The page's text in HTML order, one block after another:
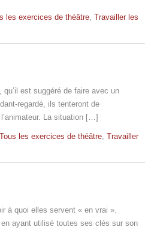
les exercices de théâtre, Travailler les
est suggéré de faire avec un
regardé, ils tenteront de
La situation […]
Tous les exercices de théâtre, Travailler
à quoi elles servent « en vrai ».
en ayant utilisé toutes ses clés sur son